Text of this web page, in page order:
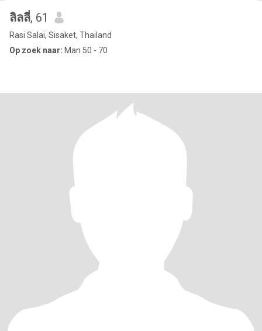
ลิลลี่, 61
Rasi Salai, Sisaket, Thailand
Op zoek naar: Man 50 - 70